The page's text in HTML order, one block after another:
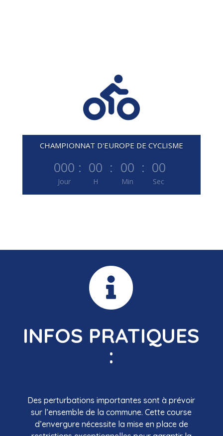

CHAMPIONNAT D'EUROPE DE CYCLISME
000
Jour
: 00
H
: 00
Min
: 00
Sec

INFOS PRATIQUES
:
Des perturbations importantes sont à prévoir
sur l’ensemble de la commune. Cette course
d’envergure nécessite la mise en place de